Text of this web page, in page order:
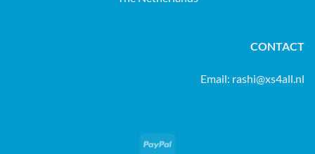
CONTACT
Email: rashi@xs4all.nl
PayPal